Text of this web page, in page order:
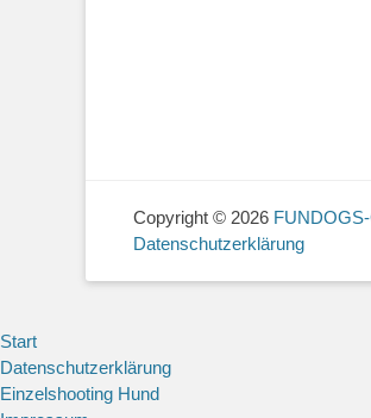
Copyright © 2026
Datenschutzerklärung
Start
Datenschutzerklärung
Einzelshooting Hund